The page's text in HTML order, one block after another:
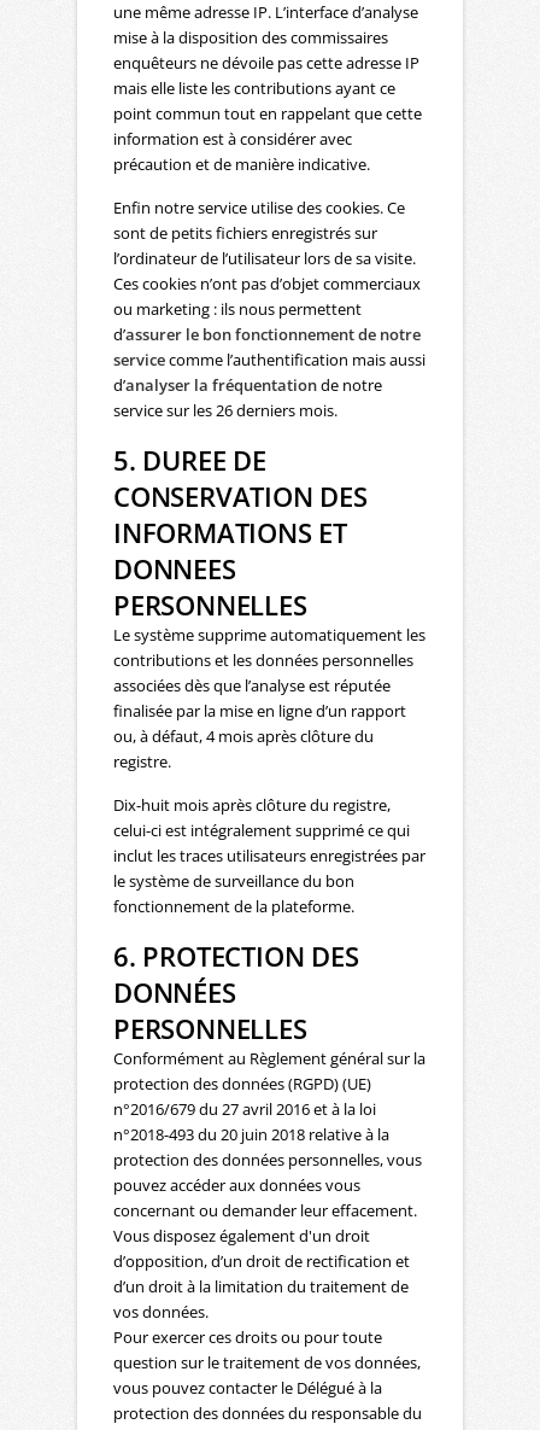
une même adresse IP. L’interface d’analyse
mise à la disposition des commissaires
enquêteurs ne dévoile pas cette adresse IP
mais elle liste les contributions ayant ce
point commun tout en rappelant que cette
information est à considérer avec
précaution et de manière indicative.
Enfin notre service utilise des cookies. Ce
sont de petits fichiers enregistrés sur
l’ordinateur de l’utilisateur lors de sa visite.
Ces cookies n’ont pas d’objet commerciaux
ou marketing : ils nous permettent
d’assurer le bon fonctionnement de notre
servicecomme l’authentification mais aussi
d’analyser la fréquentationde notre
service sur les 26 derniers mois.
5. DUREE DE
CONSERVATION DES
INFORMATIONS ET
DONNEES
PERSONNELLES
Le système supprime automatiquement les
contributions et les données personnelles
associées dès que l’analyse est réputée
finalisée par la mise en ligne d’un rapport
ou, à défaut, 4 mois après clôture du
registre.
Dix-huit mois après clôture du registre,
celui-ci est intégralement supprimé ce qui
inclut les traces utilisateurs enregistrées par
le système de surveillance du bon
fonctionnement de la plateforme.
6. PROTECTION DES
DONNÉES
PERSONNELLES
Conformément au Règlement général sur la
protection des données (RGPD) (UE)
n°2016/679 du 27 avril 2016 et à la loi
n°2018-493 du 20 juin 2018 relative à la
protection des données personnelles, vous
pouvez accéder aux données vous
concernant ou demander leur effacement.
Vous disposez également d'un droit
d’opposition, d’un droit de rectification et
d’un droit à la limitation du traitement de
vos données.
Pour exercer ces droits ou pour toute
question sur le traitement de vos données,
vous pouvez contacter le Délégué à la
protection des données du responsable du